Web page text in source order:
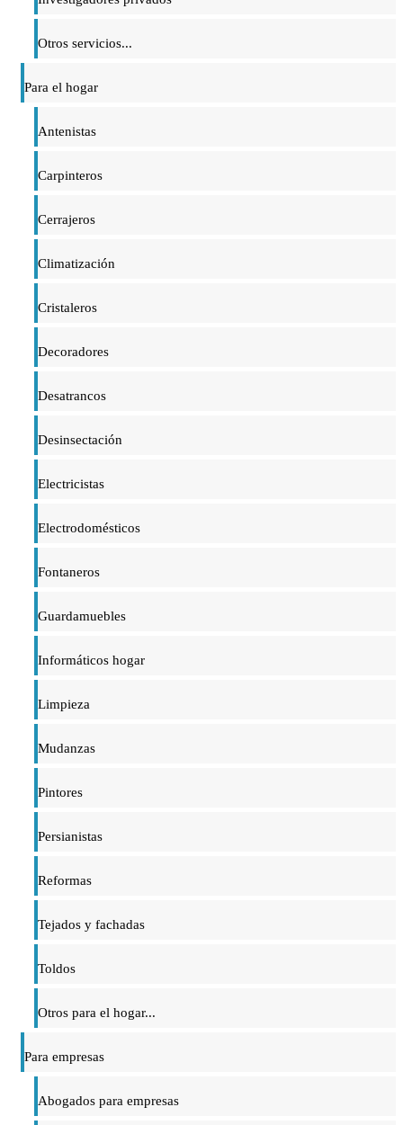
Otros servicios...
Para el hogar
Antenistas
Carpinteros
Cerrajeros
Climatización
Cristaleros
Decoradores
Desatrancos
Desinsectación
Electricistas
Electrodomésticos
Fontaneros
Guardamuebles
Informáticos hogar
Limpieza
Mudanzas
Pintores
Persianistas
Reformas
Tejados y fachadas
Toldos
Otros para el hogar...
Para empresas
Abogados para empresas